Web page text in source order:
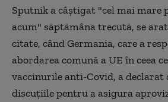
Sputnik a câștigat "cel mai mare
acum" săptămâna trecută, se
citate, când Germania, care a
abordarea comună a UE în ceea
vaccinurile anti-Covid, a declarat
discuțiile pentru a asigura